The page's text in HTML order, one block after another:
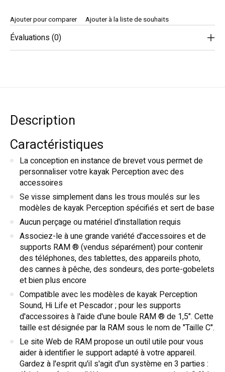
Ajouter pour comparer Ajouter à la liste de souhaits
Évaluations (0)
Description
Caractéristiques
La conception en instance de brevet vous permet de
personnaliser votre kayak Perception avec des
accessoires
Se visse simplement dans les trous moulés sur les
modèles de kayak Perception spécifiés et sert de base
Aucun perçage ou matériel d'installation requis
Associez-le à une grande variété d'accessoires et de
supports RAM ® (vendus séparément) pour contenir
des téléphones, des tablettes, des appareils photo,
des cannes à pêche, des sondeurs, des porte-gobelets
et bien plus encore
Compatible avec les modèles de kayak Perception
Sound, Hi Life et Pescador ; pour les supports
d'accessoires à l'aide d'une boule RAM ® de 1,5". Cette
taille est désignée par la RAM sous le nom de "Taille C".
Le site Web de RAM propose un outil utile pour vous
aider à identifier le support adapté à votre appareil.
Gardez à l'esprit qu'il s'agit d'un système en 3 parties :